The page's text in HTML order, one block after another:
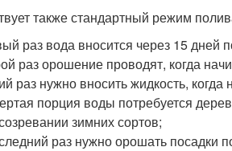
также стандартный режим
раз вода вносится через 15 дней
раз орошение проводят, когда
раз нужно вносить жидкость,
порция воды потребуется
зимних сортов;
раз нужно орошать посадки